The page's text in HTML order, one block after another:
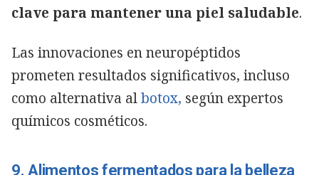
clave para mantener una piel saludable.
Las innovaciones en neuropéptidos
prometen resultados significativos, incluso
como alternativa albotox, según expertos
químicos cosméticos.
9. Alimentos fermentados para la belleza